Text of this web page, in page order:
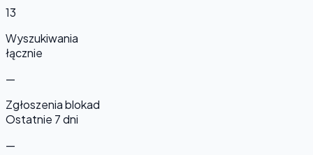
13
Wyszukiwania
łącznie
—
Zgłoszenia blokad
Ostatnie 7 dni
—